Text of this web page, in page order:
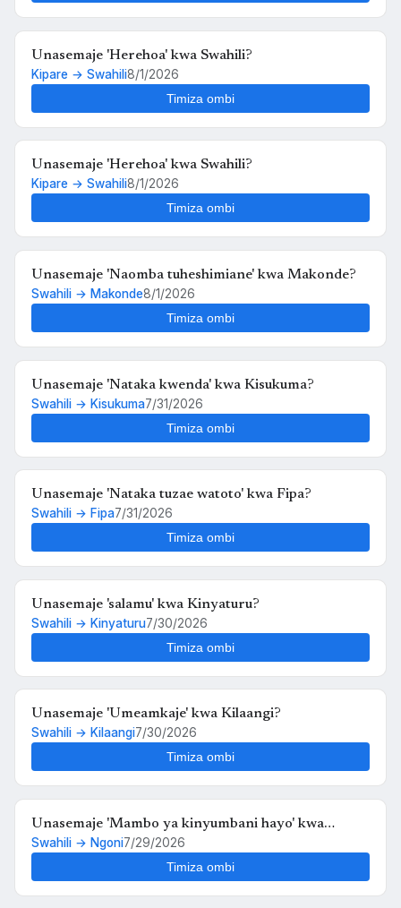
Unasemaje 'Herehoa' kwa Swahili?
Kipare → Swahili8/1/2026
Timiza ombi
Unasemaje 'Herehoa' kwa Swahili?
Kipare → Swahili8/1/2026
Timiza ombi
Unasemaje 'Naomba tuheshimiane' kwa Makonde?
Swahili → Makonde8/1/2026
Timiza ombi
Unasemaje 'Nataka kwenda' kwa Kisukuma?
Swahili → Kisukuma7/31/2026
Timiza ombi
Unasemaje 'Nataka tuzae watoto' kwa Fipa?
Swahili → Fipa7/31/2026
Timiza ombi
Unasemaje 'salamu' kwa Kinyaturu?
Swahili → Kinyaturu7/30/2026
Timiza ombi
Unasemaje 'Umeamkaje' kwa Kilaangi?
Swahili → Kilaangi7/30/2026
Timiza ombi
Unasemaje 'Mambo ya kinyumbani hayo' kwa
Ngoni?
Swahili → Ngoni7/29/2026
Timiza ombi